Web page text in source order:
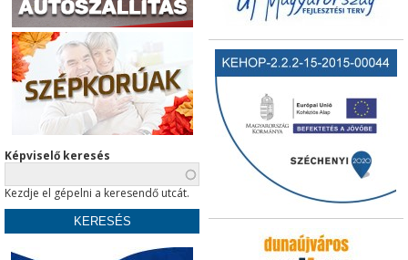
Képviselő keresés
Kezdje el gépelni a keresendő utcát.